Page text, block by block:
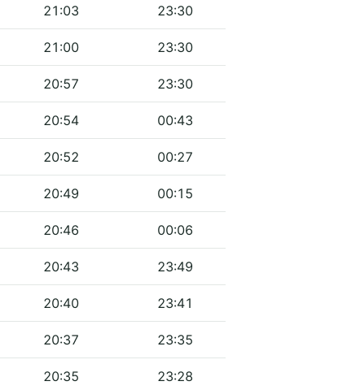
21:03 23:30
21:00 23:30
20:57 23:30
20:54 00:43
20:52 00:27
20:49 00:15
20:46 00:06
20:43 23:49
20:40 23:41
20:37 23:35
20:35 23:28